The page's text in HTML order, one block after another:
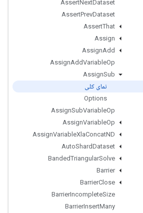
AssertNextDataset
AssertPrevDataset
AssertThat
Assign
AssignAdd
AssignAddVariableOp
AssignSub
نمای کلی
Options
AssignSubVariableOp
AssignVariableOp
AssignVariableXlaConcatND
AutoShardDataset
BandedTriangularSolve
Barrier
BarrierClose
BarrierIncompleteSize
BarrierInsertMany